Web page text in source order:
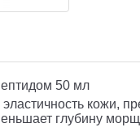
50 мл
кожи,
глубину